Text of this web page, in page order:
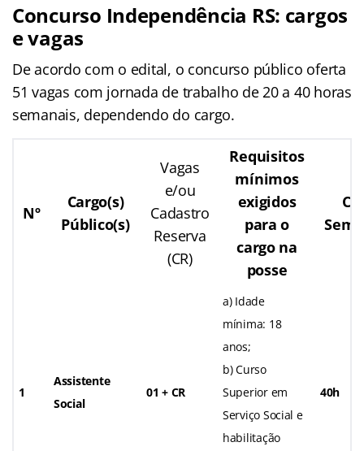
Concurso Independência RS: cargos
e vagas
De acordo com o edital, o concurso público oferta
51 vagas com jornada de trabalho de 20 a 40 horas
semanais, dependendo do cargo.
Nº
Cargo(s)
Público(s)
Vagas
e/ou
Cadastro
Reserva
(CR)
Requisitos
mínimos
exigidos
para o
cargo na
posse
1
Assistente
Social
01 + CR
a) Idade
mínima: 18
anos;
b) Curso
Superior em
Serviço Social e
habilitação
40h